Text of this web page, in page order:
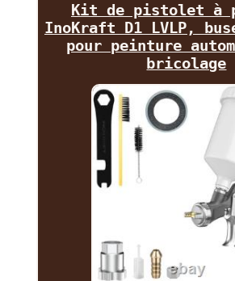
Kit de pistolet à
InoKraft D1 LVLP,
pour peinture
bricolage